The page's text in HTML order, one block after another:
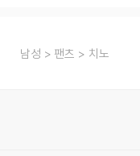
남성 팬츠 치노